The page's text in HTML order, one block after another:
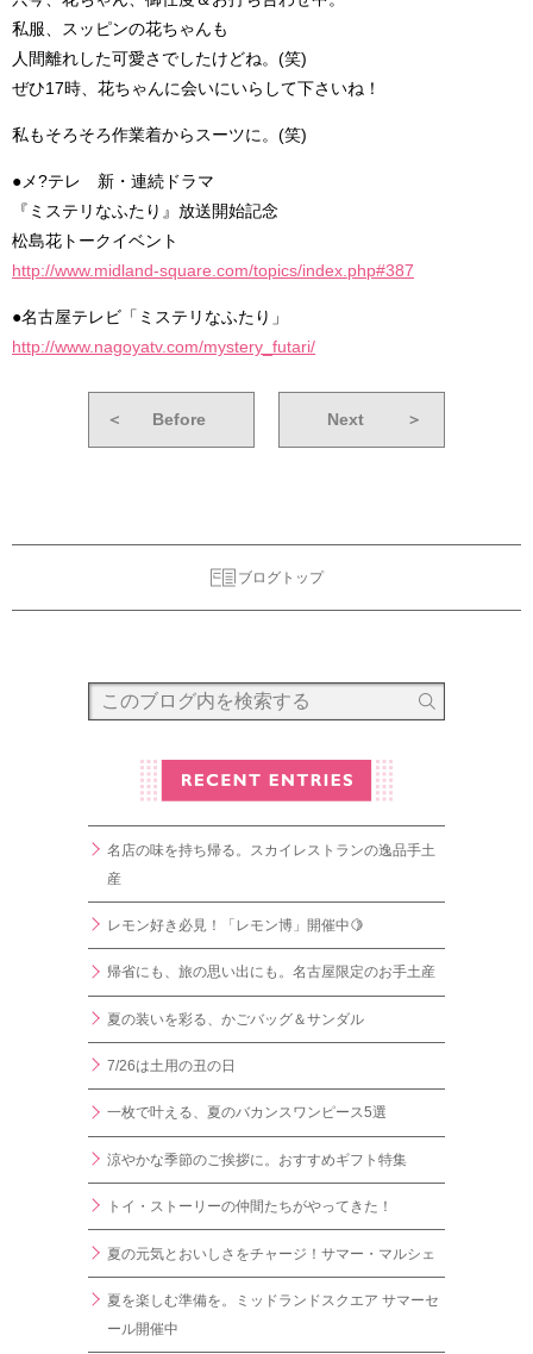
私服、スッピンの花ちゃんも
人間離れした可愛さでしたけどね。(笑)
ぜひ17時、花ちゃんに会いにいらして下さいね！
私もそろそろ作業着からスーツに。(笑)
●メ?テレ 新・連続ドラマ
『ミステリなふたり』放送開始記念
松島花トークイベント
http://www.midland-square.com/topics/index.php#387
●名古屋テレビ「ミステリなふたり」
http://www.nagoyatv.com/mystery_futari/
＜ Before Next ＞
ブログトップ
名店の味を持ち帰る。スカイレストランの逸品手土
産
レモン好き必見！「レモン博」開催中🍋
帰省にも、旅の思い出にも。名古屋限定のお手土産
夏の装いを彩る、かごバッグ＆サンダル
7/26は土用の丑の日
一枚で叶える、夏のバカンスワンピース5選
涼やかな季節のご挨拶に。おすすめギフト特集
トイ・ストーリーの仲間たちがやってきた！
夏の元気とおいしさをチャージ！サマー・マルシェ
夏を楽しむ準備を。ミッドランドスクエア サマーセ
ール開催中